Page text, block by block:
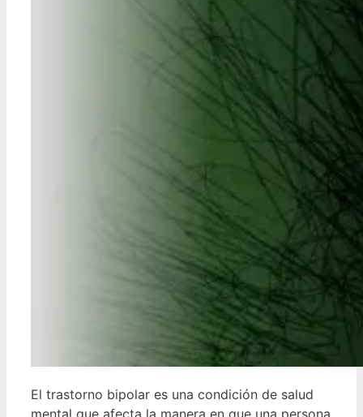
El trastorno bipolar es una condición de salud